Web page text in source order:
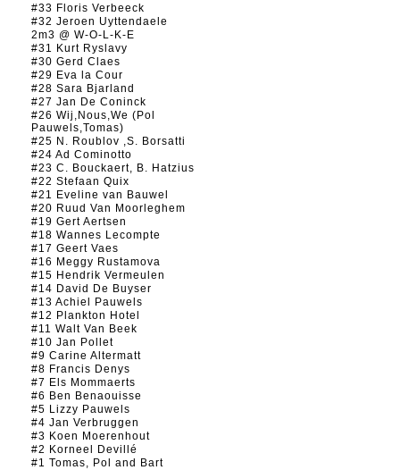
#33 Floris Verbeeck
#32 Jeroen Uyttendaele
2m3 @ W-O-L-K-E
#31 Kurt Ryslavy
#30 Gerd Claes
#29 Eva la Cour
#28 Sara Bjarland
#27 Jan De Coninck
#26 Wij,Nous,We (Pol
Pauwels,Tomas)
#25 N. Roublov ,S. Borsatti
#24 Ad Cominotto
#23 C. Bouckaert, B. Hatzius
#22 Stefaan Quix
#21 Eveline van Bauwel
#20 Ruud Van Moorleghem
#19 Gert Aertsen
#18 Wannes Lecompte
#17 Geert Vaes
#16 Meggy Rustamova
#15 Hendrik Vermeulen
#14 David De Buyser
#13 Achiel Pauwels
#12 Plankton Hotel
#11 Walt Van Beek
#10 Jan Pollet
#9 Carine Altermatt
#8 Francis Denys
#7 Els Mommaerts
#6 Ben Benaouisse
#5 Lizzy Pauwels
#4 Jan Verbruggen
#3 Koen Moerenhout
#2 Korneel Devillé
#1 Tomas, Pol and Bart